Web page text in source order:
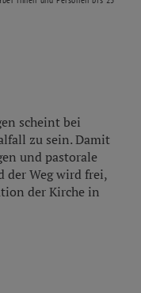
scheint bei
zu sein. Damit
und pastorale
der Weg wird frei,
der Kirche in